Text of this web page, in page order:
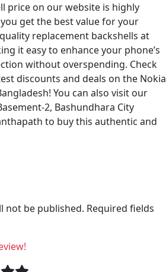
price on our website is highly
get the best value for your
replacement backshells at
it easy to enhance your phone’s
without overspending. Check
discounts and deals on the Nokia
You can also visit our
2, Bashundhara City
to buy this authentic and
not be published. Required fields